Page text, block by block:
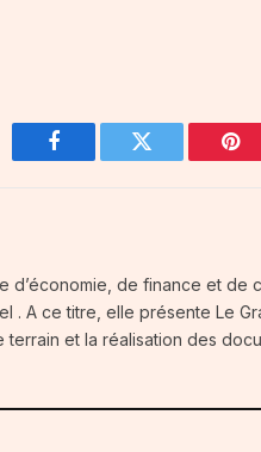
Facebook Twitter
d’économie, de finance et
. A ce titre, elle présente Le
et la réalisation des